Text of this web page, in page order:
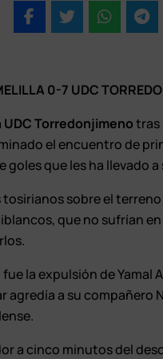
0-7 UDC
UDC Torredonjimenotras
el encuentro de
que les ha llevado
sobre el
que no sufrían
la expulsión de Yamal
agredía a su compañero
a cinco minutos del